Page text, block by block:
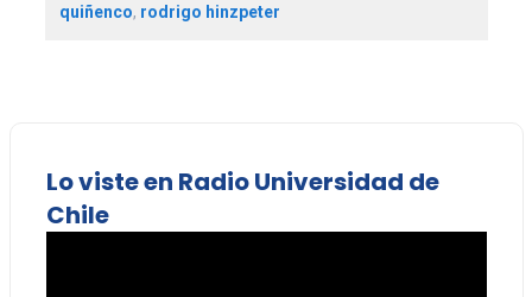
quiñenco, rodrigo hinzpeter
Lo viste en Radio Universidad de
Chile